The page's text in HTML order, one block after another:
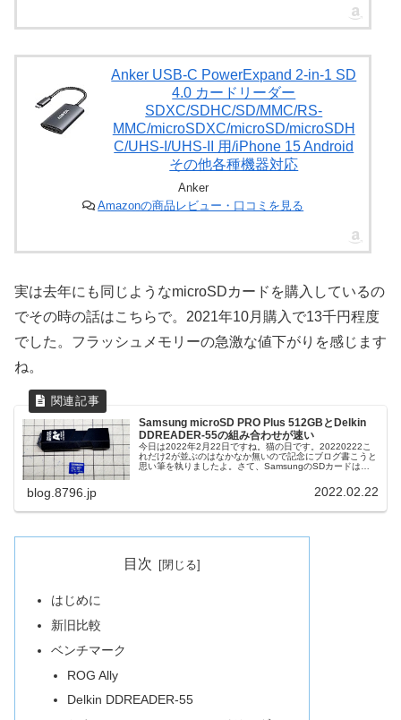
Anker USB-C PowerExpand 2-in-1 SD
4.0 カードリーダー
SDXC/SDHC/SD/MMC/RS-
MMC/microSDXC/microSD/microSDH
C/UHS-I/UHS-II 用/iPhone 15 Android
その他各種機器対応
Anker
Amazonの商品レビュー・口コミを見る
実は去年にも同じようなmicroSDカードを購入しているの
でその時の話はこちらで。2021年10月購入で13千円程度
でした。フラッシュメモリーの急激な値下がりを感じます
ね。
Samsung microSD PRO Plus 512GBとDelkin
DDREADER-55の組み合わせが速い
今日は2022年2月22日ですね。猫の日です。20220222こ
れだけ2が並ぶのはなかなか無いので記念にブログ書こうと
思い筆を執りましたよ。さて、SamsungのSDカードは国
ャパン合同会社で購入できると言うことで必要になるとよ
く買ってるんですが、先日(2021年10月)リニューアルした
と評判だったので買ったのに書かずにいたのを思い出した
はこれ高...
blog.8796.jp 2022.02.22
目次
はじめに
新旧比較
ベンチマーク
ROG Ally
Delkin DDREADER-55